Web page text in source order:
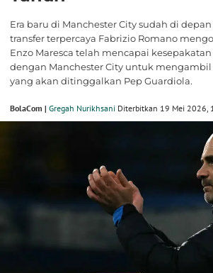
Era baru di Manchester City sudah di
transfer terpercaya Fabrizio Romano
Enzo Maresca telah mencapai
dengan Manchester City untuk
yang akan ditinggalkan Pep Guardiola.
BolaCom | Gregah Nurikhsani Diterbitkan 19 Mei 2026,